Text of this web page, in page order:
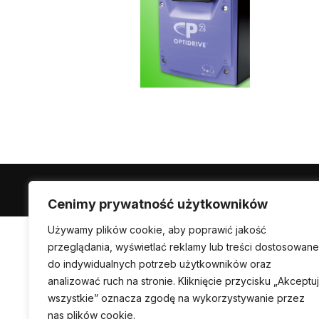
Cenimy prywatność użytkowników
Używamy plików cookie, aby poprawić jakość
przeglądania, wyświetlać reklamy lub treści dostosowane
do indywidualnych potrzeb użytkowników oraz
analizować ruch na stronie. Kliknięcie przycisku „Akceptuj
wszystkie” oznacza zgodę na wykorzystywanie przez
nas plików cookie.